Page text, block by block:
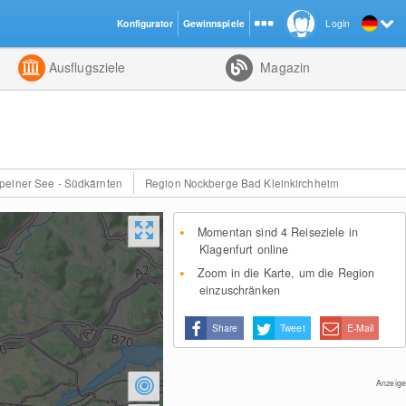
Kombiniert
Ausflugsziele Magazin
See - Südkärnten
Region Nockberge Bad Kleinkirchheim
Momentan sind 4 Reiseziele in
Klagenfurt online
Zoom in die Karte, um die Region
einzuschränken
Share Tweet E-Mail
Anzeige
Login
Konfigurator Gewinnspiele